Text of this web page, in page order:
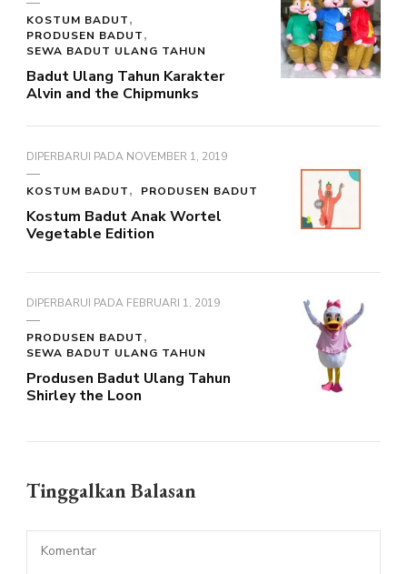
KOSTUM BADUT
PRODUSEN BADUT
SEWA BADUT ULANG TAHUN
Badut Ulang Tahun Karakter
Alvin and the Chipmunks
DIPERBARUI PADA NOVEMBER 1, 2019
KOSTUM BADUT PRODUSEN BADUT
Kostum Badut Anak Wortel
Vegetable Edition
DIPERBARUI PADA FEBRUARI 1, 2019
PRODUSEN BADUT
SEWA BADUT ULANG TAHUN
Produsen Badut Ulang Tahun
Shirley the Loon
Tinggalkan Balasan